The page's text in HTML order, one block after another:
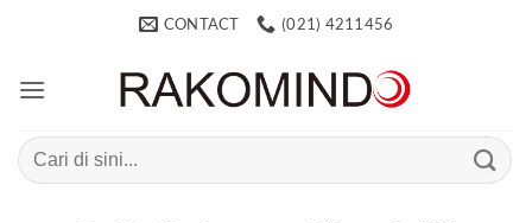
CONTACT (021) 4211456
Search
for: